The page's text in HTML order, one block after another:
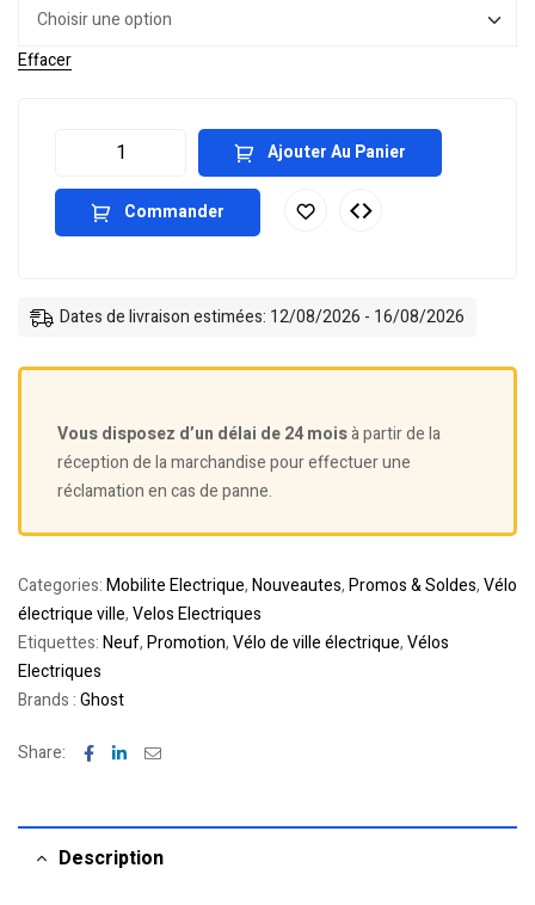
Effacer
Ajouter Au Panier
Commander
Dates de livraison estimées: 12/08/2026 - 16/08/2026
Vous disposez d’un délai de 24 moisà partir de la
réception de la marchandise pour effectuer une
réclamation en cas de panne.
Categories:Mobilite Electrique,Nouveautes,Promos & Soldes,Vélo
électrique ville,Velos Electriques
Etiquettes:Neuf,Promotion,Vélo de ville électrique,Vélos
Electriques
Brands :Ghost
Share: Facebook
LinkedinEmail
Description